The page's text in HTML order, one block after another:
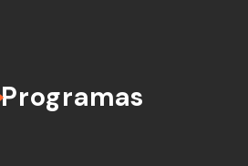
Programas